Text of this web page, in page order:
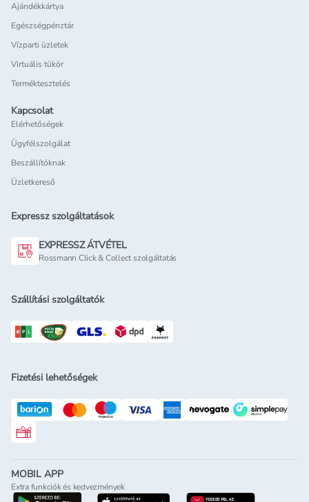
Ajándékkártya
Egészségpénztár
Vízparti üzletek
Virtuális tükör
Terméktesztelés
Kapcsolat
Elérhetőségek
Ügyfélszolgálat
Beszállítóknak
Üzletkereső
Expressz szolgáltatások
EXPRESSZ ÁTVÉTEL
Rossmann Click & Collect szolgáltatás
Szállítási szolgáltatók
Fizetési lehetőségek
Rossmann ajándékkártya
MOBIL APP
Extra funkciók és kedvezmények